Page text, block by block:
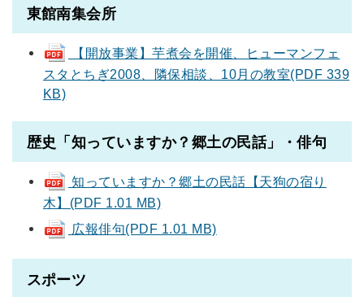
東館南集会所
【開放事業】芋煮会を開催、ヒューマンフェ
スタとちぎ2008、隣保相談、10月の教室(PDF 339
KB)
歴史「知っていますか？郷土の民話」・俳句
知っていますか？郷土の民話【天狗の宿り
木】(PDF 1.01 MB)
広報俳句(PDF 1.01 MB)
スポーツ